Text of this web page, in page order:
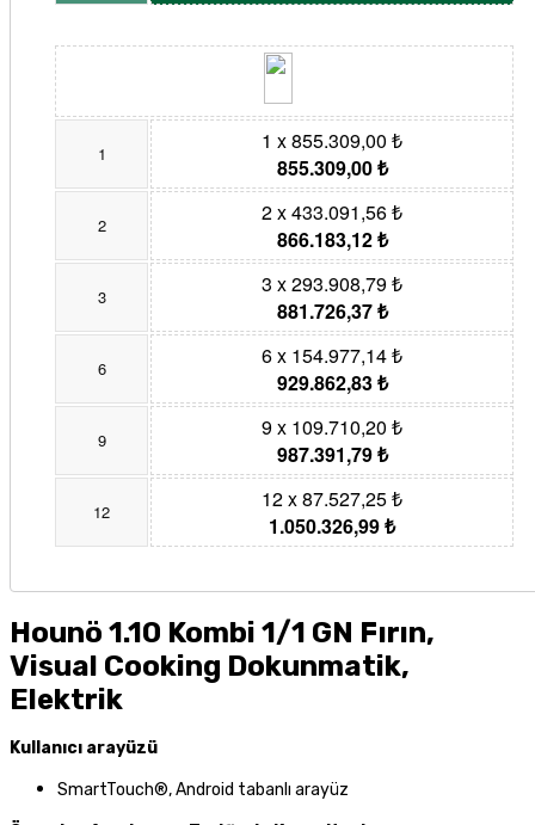
1
1 x 855.309,00 ₺
855.309,00 ₺
2
2 x 433.091,56 ₺
866.183,12 ₺
3
3 x 293.908,79 ₺
881.726,37 ₺
6
6 x 154.977,14 ₺
929.862,83 ₺
9
9 x 109.710,20 ₺
987.391,79 ₺
12
12 x 87.527,25 ₺
1.050.326,99 ₺
Hounö 1.10 Kombi 1/1 GN Fırın,
Visual Cooking Dokunmatik,
Elektrik
Kullanıcı arayüzü
SmartTouch®, Android tabanlı arayüz